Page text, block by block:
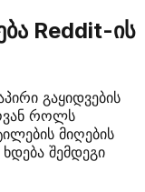
Reddit-ის
გაყიდვების
როლს
მიღების
შემდეგი